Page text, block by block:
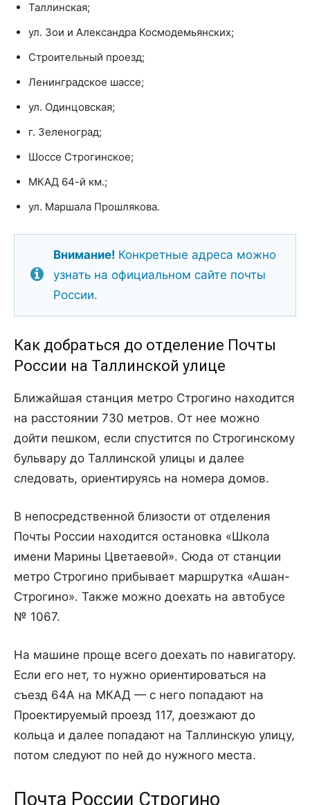
Таллинская;
ул. Зои и Александра Космодемьянских;
Строительный проезд;
Ленинградское шассе;
ул. Одинцовская;
г. Зеленоград;
Шоссе Строгинское;
МКАД 64-й км.;
ул. Маршала Прошлякова.
Внимание! Конкретные адреса можно
узнать на официальном сайте почты
России.
Как добраться до отделение Почты
России на Таллинской улице
Ближайшая станция метро Строгино находится
на расстоянии 730 метров. От нее можно
дойти пешком, если спустится по Строгинскому
бульвару до Таллинской улицы и далее
следовать, ориентируясь на номера домов.
В непосредственной близости от отделения
Почты России находится остановка «Школа
имени Марины Цветаевой». Сюда от станции
метро Строгино прибывает маршрутка «Ашан-
Строгино». Также можно доехать на автобусе
№ 1067.
На машине проще всего доехать по навигатору.
Если его нет, то нужно ориентироваться на
съезд 64А на МКАД — с него попадают на
Проектируемый проезд 117, доезжают до
кольца и далее попадают на Таллинскую улицу,
потом следуют по ней до нужного места.
Почта России Строгино